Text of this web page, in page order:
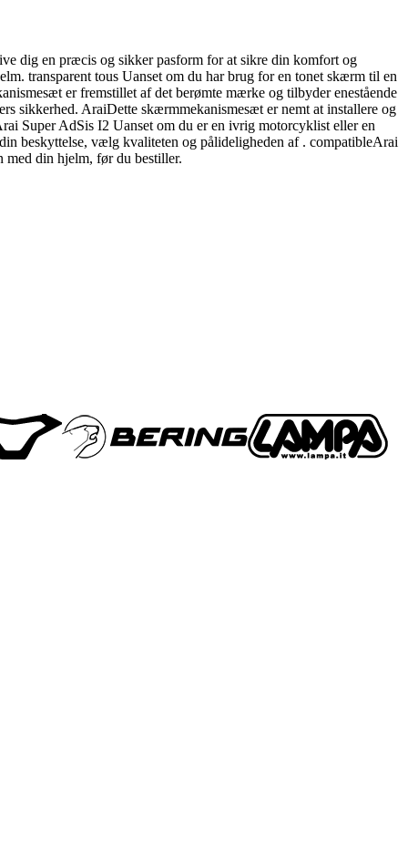
dig en præcis og sikker pasform for at sikre din komfort og
transparent tous Uanset om du har brug for en tonet skærm til en
er fremstillet af det berømte mærke og tilbyder enestående
sikkerhed. AraiDette skærmmekanismesæt er nemt at installere og
Super AdSis I2 Uanset om du er en ivrig motorcyklist eller en
beskyttelse, vælg kvaliteten og pålideligheden af . compatibleArai
med din hjelm, før du bestiller.